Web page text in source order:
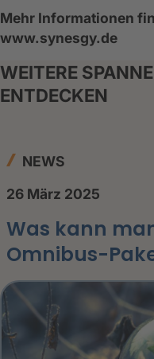
Mehr Informationen
www.synesgy.de
WEITERE
ENTDECKEN
NEWS
26 März 2025
Was kann
Omnibus-